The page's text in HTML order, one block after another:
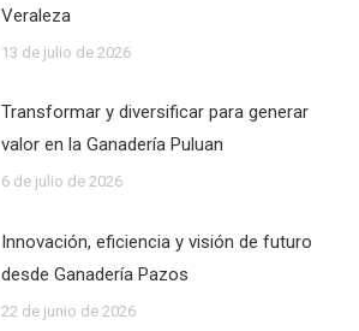
Veraleza
13 de julio de 2026
Transformar y diversificar para generar
valor en la Ganadería Puluan
6 de julio de 2026
Innovación, eficiencia y visión de futuro
desde Ganadería Pazos
22 de junio de 2026